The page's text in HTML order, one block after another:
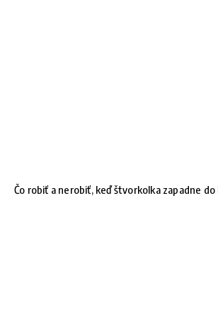
Čo robiť a nerobiť, keď štvorkolka zapadne do